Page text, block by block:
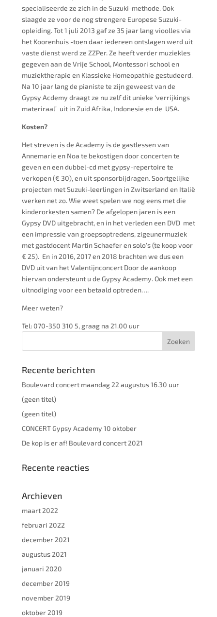
specialiseerde ze zich in de Suzuki-methode. Ook
slaagde ze voor de nog strengere Europese Suzuki-
opleiding. Tot 1 juli 2013 gaf ze 35 jaar lang vioolles via
het Koorenhuis -toen daar iedereen ontslagen werd uit
vaste dienst werd ze ZZPer. Ze heeft verder muziekles
gegeven aan de Vrije School, Montessori school en
muziektherapie en Klassieke Homeopathie gestudeerd.
Na 10 jaar lang de pianiste te zijn geweest van de
Gypsy Acdemy draagt ze nu zelf dit unieke ‘verrijkings
materiraal’ uit in Zuid Afrika, Indonesie en de USA.
Kosten?
Het streven is de Academy is de gastlessen van
Annemarie en Noa te bekostigen door concerten te
geven en een dubbel-cd met gypsy-repertoire te
verkopen (€ 30), en uit sponsorbijdragen. Soortgelijke
projecten met Suzuki-leerlingen in Zwitserland en Italië
werken net zo. Wie weet spelen we nog eens met die
kinderorkesten samen? De afgelopen jaren is een
Gypsy DVD uitgebracht, en in het verleden een DVD met
een impressie van groepsoptredens, zigeunermuziek
met gastdocent Martin Schaefer en solo’s (te koop voor
€ 25). En in 2016, 2017 en 2018 brachten we dus een
DVD uit van het Valentijnconcert Door de aankoop
hiervan ondersteunt u de Gypsy Academy. Ook met een
uitnodiging voor een betaald optreden….
Meer weten?
Tel: 070-350 310 5, graag na 21.00 uur
Recente berichten
Boulevard concert maandag 22 augustus 16.30 uur
(geen titel)
(geen titel)
CONCERT Gypsy Academy 10 oktober
De kop is er af! Boulevard concert 2021
Recente reacties
Archieven
maart 2022
februari 2022
december 2021
augustus 2021
januari 2020
december 2019
november 2019
oktober 2019